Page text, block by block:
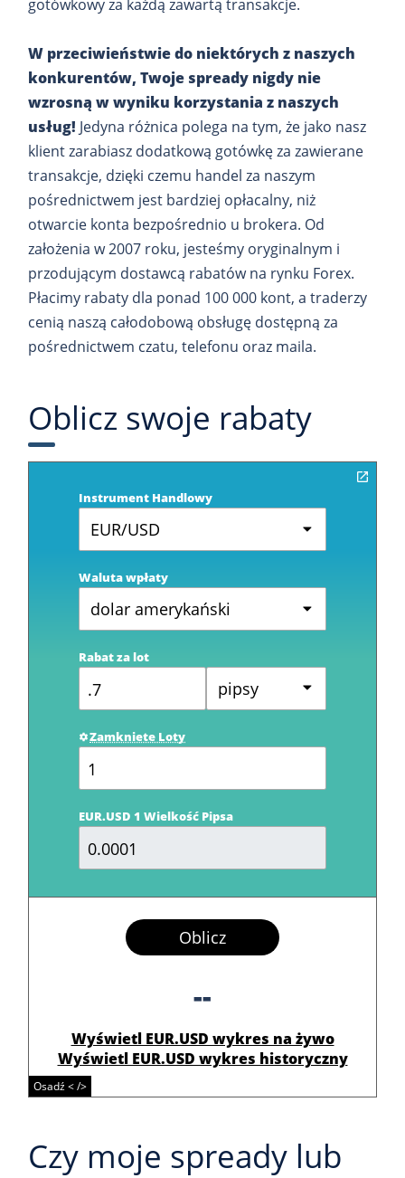
gotówkowy za każdą zawartą transakcje.
W przeciwieństwie do niektórych z naszych
konkurentów, Twoje spready nigdy nie
wzrosną w wyniku korzystania z naszych
usług! Jedyna różnica polega na tym, że jako nasz
klient zarabiasz dodatkową gotówkę za zawierane
transakcje, dzięki czemu handel za naszym
pośrednictwem jest bardziej opłacalny, niż
otwarcie konta bezpośrednio u brokera. Od
założenia w 2007 roku, jesteśmy oryginalnym i
przodującym dostawcą rabatów na rynku Forex.
Płacimy rabaty dla ponad 100 000 kont, a traderzy
cenią naszą całodobową obsługę dostępną za
pośrednictwem czatu, telefonu oraz maila.
Oblicz swoje rabaty
Instrument Handlowy
EUR/USD
Waluta wpłaty
dolar amerykański
Rabat za lot
pipsy
Zamkniete Loty
EUR.USD 1 Wielkość Pipsa
Oblicz
--
Wyświetl EUR.USD wykres na żywo
Wyświetl EUR.USD wykres historyczny
Osadź < />
Czy moje spready lub